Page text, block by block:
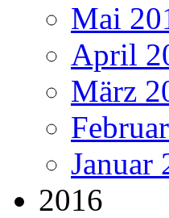
Mai
April
März
Januar
2016